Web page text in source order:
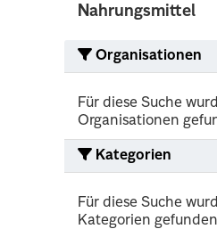
Nahrungsmittel
Organisationen
Für diese Suche
Organisationen
Kategorien
Für diese Suche
Kategorien